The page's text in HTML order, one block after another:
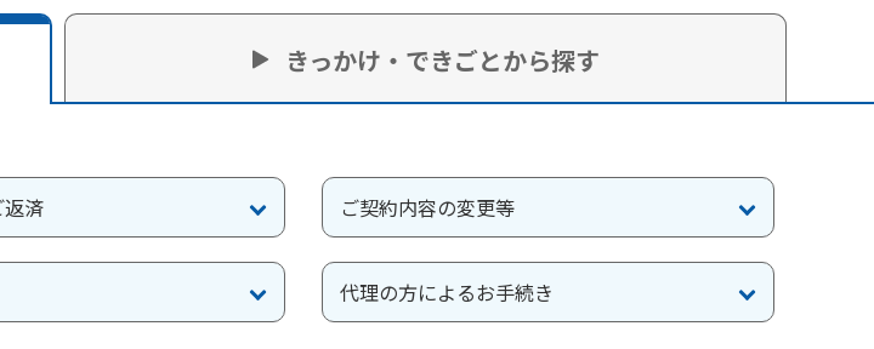
きっかけ・できごとから探す
済 ご契約内容の変更等
代理の方によるお手続き